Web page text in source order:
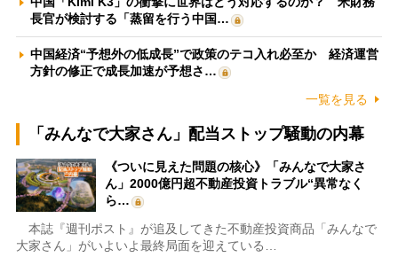
長官が検討する「蒸留を行う中国…
中国経済“予想外の低成長”で政策のテコ入れ必至か 経済運営
方針の修正で成長加速が予想さ…
一覧を見る
「みんなで大家さん」配当ストップ騒動の内幕
《ついに見えた問題の核心》「みんなで大家さ
ん」2000億円超不動産投資トラブル“異常なく
ら…
本誌『週刊ポスト』が追及してきた不動産投資商品「みんなで
大家さん」がいよいよ最終局面を迎えている…